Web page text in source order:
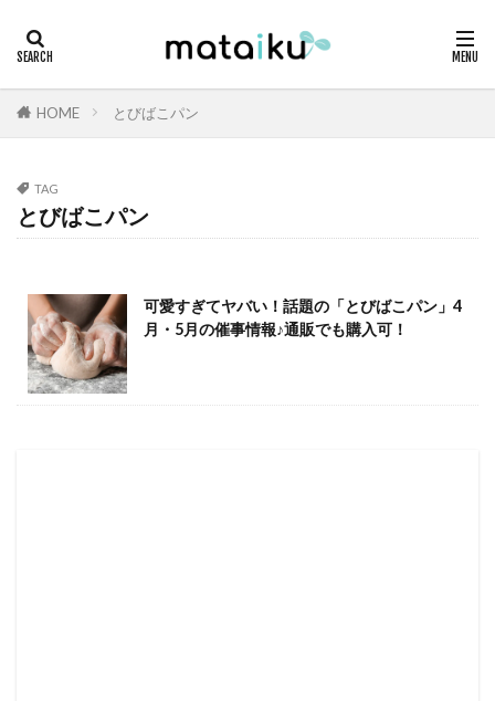
HOME とびばこパン
TAG
とびばこパン
可愛すぎてヤバい！話題の「とびばこパン」4
月・5月の催事情報♪通販でも購入可！